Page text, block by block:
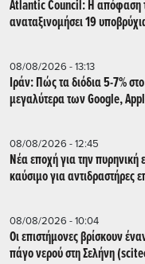
Atlantic Council: Η απόφαση
αναταξινομήσει 19
08/08/2026 - 13:13
Ιράν: Πώς τα διόδια 5-7%
μεγαλύτερα των Google,
08/08/2026 - 12:45
Νέα εποχή για την πυρηνική
καύσιμο για αντιδραστήρες
08/08/2026 - 10:04
Οι επιστήμονες βρίσκουν
πάγο νερού στη Σελήνη